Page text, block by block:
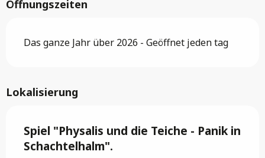
Öffnungszeiten
Das ganze Jahr über 2026 - Geöffnet jeden tag
Lokalisierung
Spiel "Physalis und die Teiche - Panik in
Schachtelhalm".